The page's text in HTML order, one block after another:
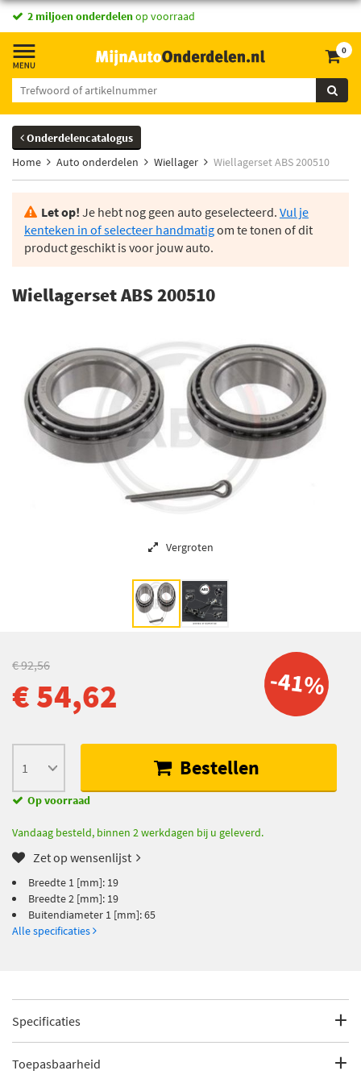
2 miljoen onderdelenop voorraad
0
Onderdelencatalogus
Home
Auto onderdelen Wiellager Wiellagerset ABS 200510
Let op! Je hebt nog geen auto geselecteerd. Vul je
kenteken in of selecteer handmatigom te tonen of dit
product geschikt is voor jouw auto.
Wiellagerset ABS 200510
Vergroten
-41%
€ 92,56
€ 54,62
Bestellen
Op voorraad
Vandaag besteld, binnen 2 werkdagen bij u geleverd.
Zet op wensenlijst
Breedte 1 [mm]: 19
Breedte 2 [mm]: 19
Buitendiameter 1 [mm]: 65
Alle specificaties
Specificaties
Fabrikantcode
Toepasbaarheid